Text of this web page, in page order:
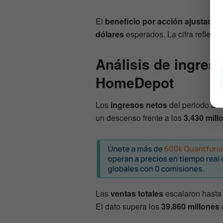
El beneficio por acción ajustado
dólares esperados. La cifra refleja
Análisis de
HomeDepot
Los ingresos netos del periodo
un descenso frente a los3.430
Lasventas totales escalaron
El dato supera los39.860 millones